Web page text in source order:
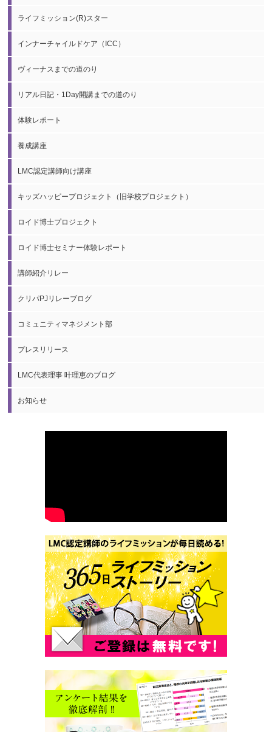
ライフミッション(R)スター
インナーチャイルドケア（ICC）
ヴィーナスまでの道のり
リアル日記・1Day開講までの道のり
体験レポート
養成講座
LMC認定講師向け講座
キッズハッピープロジェクト（旧学校プロジェクト）
ロイド博士プロジェクト
ロイド博士セミナー体験レポート
講師紹介リレー
クリパPJリレーブログ
コミュニティマネジメント部
プレスリリース
LMC代表理事 叶理恵のブログ
お知らせ